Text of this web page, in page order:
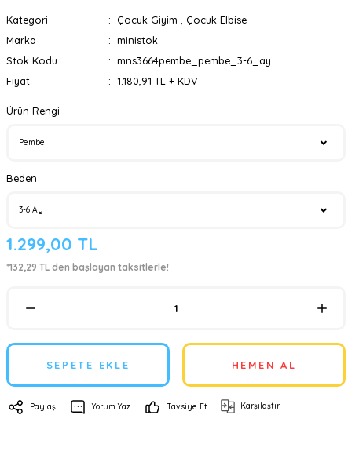
Kategori Çocuk Giyim
Çocuk Elbise
Marka
ministok
Stok Kodu
mns3664pembe_pembe_3-6_ay
Fiyat
1.180,91 TL + KDV
Ürün Rengi
Beden
1.299,00 TL
*132,29 TL den başlayan taksitlerle!
SEPETE EKLE HEMEN AL
Paylaş Yorum Yaz Tavsiye Et Karşılaştır